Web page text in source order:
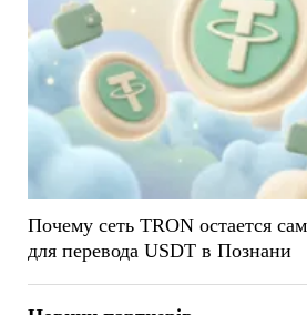
Почему сеть TRON остается
для перевода USDT в Познани